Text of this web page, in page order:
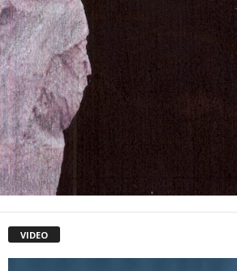
VIDEO